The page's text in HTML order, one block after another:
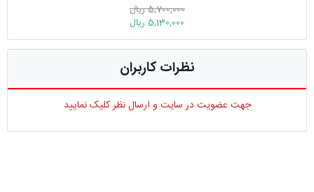
5,700,000 ریال
5,130,000 ریال
نظرات کاربران
جهت عضویت در سایت و ارسال نظر کلیک نمایید